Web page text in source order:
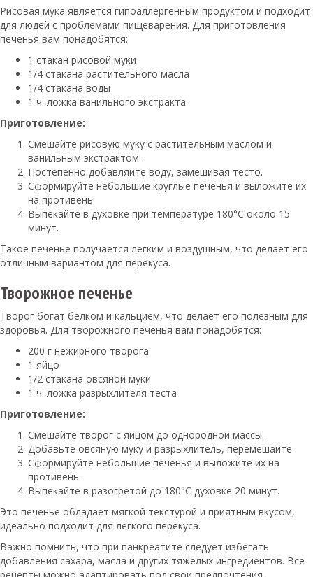
Рисовая мука является гипоаллергенным продуктом и подходит
для людей с проблемами пищеварения. Для приготовления
печенья вам понадобятся:
1 стакан рисовой муки
1/4 стакана растительного масла
1/4 стакана воды
1 ч. ложка ванильного экстракта
Приготовление:
Смешайте рисовую муку с растительным маслом и
ванильным экстрактом.
Постепенно добавляйте воду, замешивая тесто.
Сформируйте небольшие круглые печенья и выложите их
на противень.
Выпекайте в духовке при температуре 180°C около 15
минут.
Такое печенье получается легким и воздушным, что делает его
отличным вариантом для перекуса.
Творожное печенье
Творог богат белком и кальцием, что делает его полезным для
здоровья. Для творожного печенья вам понадобятся:
200 г нежирного творога
1 яйцо
1/2 стакана овсяной муки
1 ч. ложка разрыхлителя теста
Приготовление:
Смешайте творог с яйцом до однородной массы.
Добавьте овсяную муку и разрыхлитель, перемешайте.
Сформируйте небольшие печенья и выложите их на
противень.
Выпекайте в разогретой до 180°C духовке 20 минут.
Это печенье обладает мягкой текстурой и приятным вкусом,
идеально подходит для легкого перекуса.
Важно помнить, что при панкреатите следует избегать
добавления сахара, масла и других тяжелых ингредиентов. Все